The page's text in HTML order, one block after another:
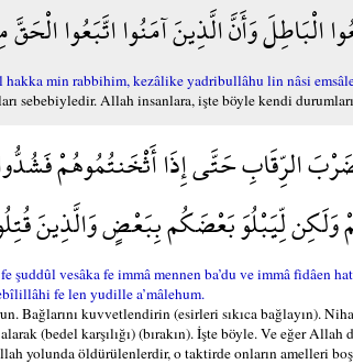
الْبَاطِلَ وَأَنَّ الَّذِينَ آمَنُوا اتَّبَعُوا
min rabbihim, kezâlike yadribullâhu lin nâsi
sebebiyledir. Allah insanlara, işte böyle kendi
الرِّقَابِ حَتَّى إِذَا أَثْخَنتُمُوهُمْ
وَلَكِن لِّيَبْلُوَ بَعْضَكُم بِبَعْضٍ وَالَّذِينَ
vesâka fe immâ mennen ba’du ve immâ fidâen
fe len yudille a’mâlehum.
Bağlarını kuvvetlendirin (esirleri sıkıca bağlayın).
(bedel karşılığı) (bırakın). İşte böyle. Ve eğer
yolunda öldürülenlerdir, o taktirde onların amelleri